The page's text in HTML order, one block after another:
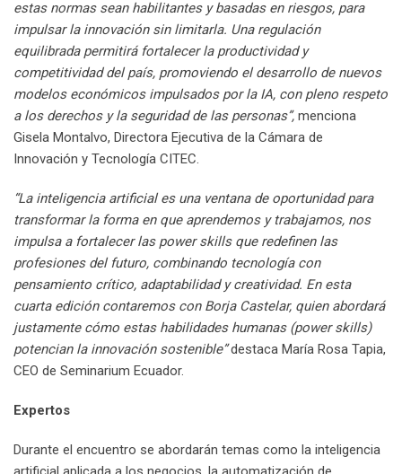
estas normas sean habilitantes y basadas en riesgos, para
impulsar la innovación sin limitarla. Una regulación
equilibrada permitirá fortalecer la productividad y
competitividad del país, promoviendo el desarrollo de nuevos
modelos económicos impulsados por la IA, con pleno respeto
a los derechos y la seguridad de las personas”, menciona
Gisela Montalvo, Directora Ejecutiva de la Cámara de
Innovación y Tecnología CITEC.
“La inteligencia artificial es una ventana de oportunidad para
transformar la forma en que aprendemos y trabajamos, nos
impulsa a fortalecer las power skills que redefinen las
profesiones del futuro, combinando tecnología con
pensamiento crítico, adaptabilidad y creatividad. En esta
cuarta edición contaremos con Borja Castelar, quien abordará
justamente cómo estas habilidades humanas (power skills)
potencian la innovación sostenible”destaca María Rosa Tapia,
CEO de Seminarium Ecuador.
Expertos
Durante el encuentro se abordarán temas como la inteligencia